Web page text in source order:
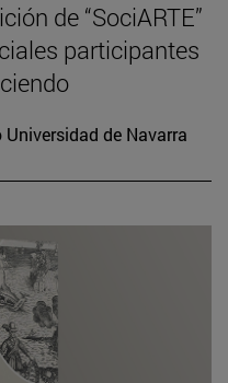
de “SociARTE”
participantes
de Navarra